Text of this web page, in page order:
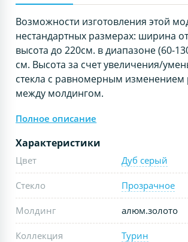
Возможности изготовления этой
нестандартных размерах: ширина
высота до 220см. в диапазоне (60-
см. Высота за счет увеличения/
стекла с равномерным изменением
между молдингом.
Полное описание
Характеристики
Цвет Дуб серый
Стекло Прозрачное
Молдинг алюм.золото
Коллекция Турин